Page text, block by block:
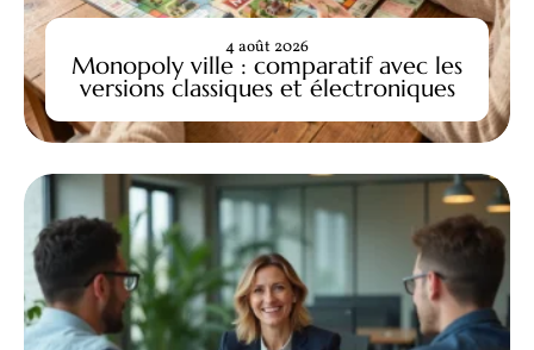
Monopoly ville : comparatif avec les
versions classiques et électroniques
4 août 2026